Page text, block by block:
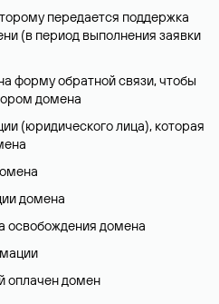
передается поддержка
(в период выполнения заявки
форму обратной связи, чтобы
домена
(юридического лица), которая
домена
освобождения домена
оплачен домен